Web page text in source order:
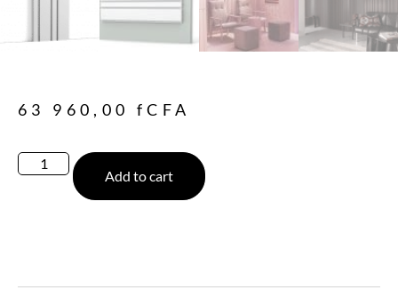
63 960,00 fCFA
Add to cart